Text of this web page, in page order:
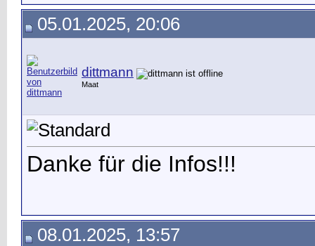
05.01.2025, 20:06
dittmann
Maat
Danke für die Infos!!!
08.01.2025, 13:57